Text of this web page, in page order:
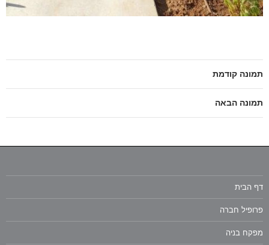
תמונה קודמת
תמונה הבאה
דף הבית
פרופיל חברה
מפקח בניה